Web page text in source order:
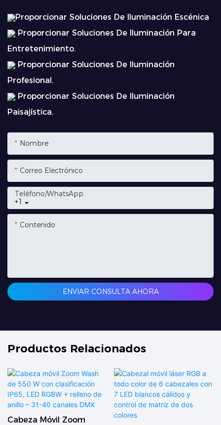
Proporcionar Soluciones De Iluminación Escénica
Proporcionar Soluciones De Iluminación Para
Entretenimiento.
Proporcionar Soluciones De Iluminación
Profesional.
Proporcionar Soluciones De Iluminación
Paisajística.
Nombre
Correo Electrónico
+1
Teléfono/WhatsApp
Contenido
ENVIAR CONSULTA AHORA
Productos Relacionados
Cabeza Móvil Zoom